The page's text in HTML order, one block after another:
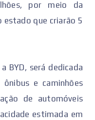
por meio da
estado que criarão 5
BYD, será dedicada
e caminhões
de automóveis
estimada em